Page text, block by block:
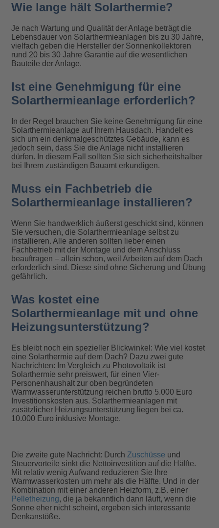
Wie lange hält Solarthermie?
Je nach Wartung und Qualität der Anlage beträgt die
Lebensdauer von Solarthermieanlagen bis zu 30 Jahre,
vielfach geben die Hersteller der Sonnenkollektoren
rund 20 bis 30 Jahre Garantie auf die wesentlichen
Bauteile der Anlage.
Ist eine Genehmigung für eine
Solarthermieanlage erforderlich?
In der Regel brauchen Sie keine Genehmigung für eine
Solarthermieanlage auf Ihrem Hausdach. Handelt es
sich um ein denkmalgeschütztes Gebäude, kann es
jedoch sein, dass Sie die Anlage nicht installieren
dürfen. In diesem Fall sollten Sie sich sicherheitshalber
bei Ihrem zuständigen Bauamt erkundigen.
Muss ein Fachbetrieb die
Solarthermieanlage installieren?
Wenn Sie handwerklich äußerst geschickt sind, können
Sie versuchen, die Solarthermieanlage selbst zu
installieren. Alle anderen sollten lieber einen
Fachbetrieb mit der Montage und dem Anschluss
beauftragen – allein schon, weil Arbeiten auf dem Dach
erforderlich sind. Diese sind ohne Sicherung und Übung
gefährlich.
Was kostet eine
Solarthermieanlage mit und ohne
Heizungsunterstützung?
Es bleibt noch ein spezieller Blickwinkel: Wie viel kostet
eine Solarthermie auf dem Dach? Dazu zwei gute
Nachrichten: Im Vergleich zu Photovoltaik ist
Solarthermie sehr preiswert, für einen Vier-
Personenhaushalt zur oben begründeten
Warmwasserunterstützung reichen brutto 5.000 Euro
Investitionskosten aus. Solarthermieanlagen mit
zusätzlicher Heizungsunterstützung liegen bei ca.
10.000 Euro inklusive Montage.
Die zweite gute Nachricht: Durch Zuschüsse und
Steuervorteile sinkt die Nettoinvestition auf die Hälfte.
Mit relativ wenig Aufwand reduzieren Sie Ihre
Warmwasserkosten um mehr als die Hälfte. Und in der
Kombination mit einer anderen Heizform, z.B. einer
Pelletheizung, die ja bekanntlich dann läuft, wenn die
Sonne eher nicht scheint, ergeben sich interessante
Denkanstöße.